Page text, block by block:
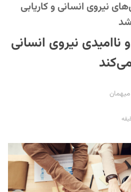
نیروی انسانی و کاریابی
شد
نیروی انسانی